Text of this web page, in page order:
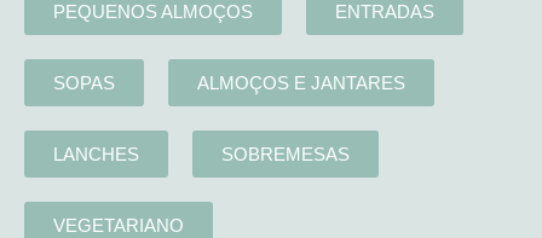
PEQUENOS ALMOÇOS ENTRADAS
SOPAS ALMOÇOS E JANTARES
LANCHES SOBREMESAS
VEGETARIANO